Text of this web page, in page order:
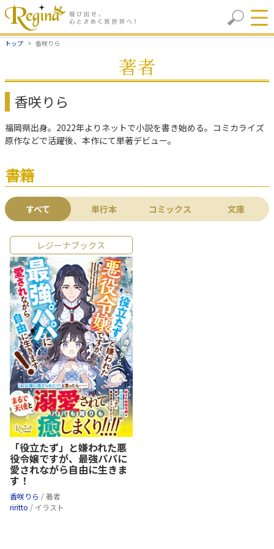
トップ 香咲りら
著者
香咲りら
福岡県出身。2022年よりネットで小説を書き始める。コミカライズ
原作などで活躍後、本作にて単著デビュー。
書籍
すべて 単行本 コミックス 文庫
レジーナブックス
「役立たず」と嫌われた悪
役令嬢ですが、最強パパに
愛されながら自由に生きま
す！
香咲りら / 著者
riritto / イラスト